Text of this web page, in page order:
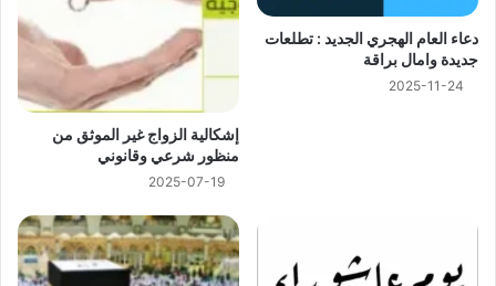
دعاء العام الهجري الجديد : تطلعات
جديدة وامال براقة
2025-11-24
إشكالية الزواج غير الموثق من
منظور شرعي وقانوني
2025-07-19